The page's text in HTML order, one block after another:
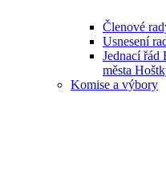
Členové
Usnesení
Jednací řád
města
Komise a výbory